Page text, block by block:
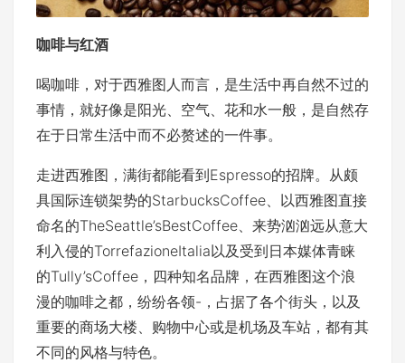
咖啡与红酒
喝咖啡，对于西雅图人而言，是生活中再自然不过的
事情，就好像是阳光、空气、花和水一般，是自然存
在于日常生活中而不必赘述的一件事。
走进西雅图，满街都能看到Espresso的招牌。从颇
具国际连锁架势的StarbucksCoffee、以西雅图直接
命名的TheSeattle’sBestCoffee、来势汹汹远从意大
利入侵的TorrefazioneItalia以及受到日本媒体青睐
的Tully’sCoffee，四种知名品牌，在西雅图这个浪
漫的咖啡之都，纷纷各领-，占据了各个街头，以及
重要的商场大楼、购物中心或是机场及车站，都有其
不同的风格与特色。